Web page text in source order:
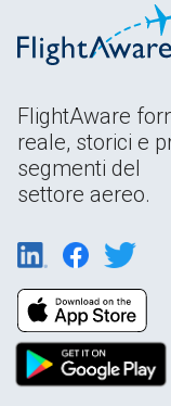
FlightAware
reale, storici e
segmenti del
settore aereo.